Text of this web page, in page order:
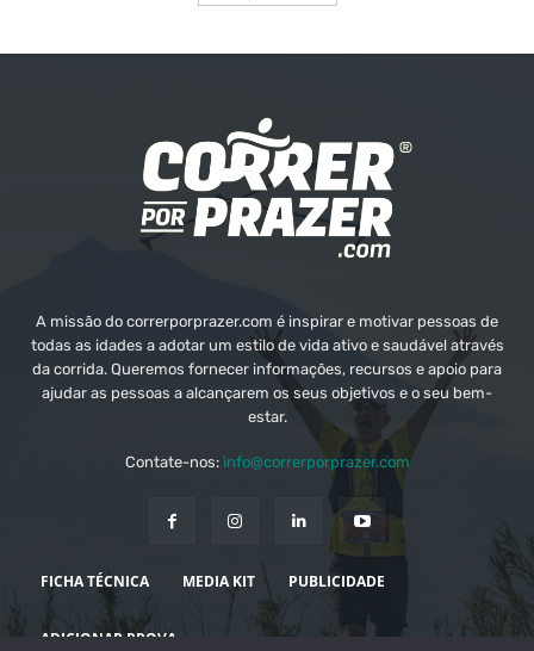
A missão do correrporprazer.com é inspirar e motivar pessoas de
todas as idades a adotar um estilo de vida ativo e saudável através
da corrida. Queremos fornecer informações, recursos e apoio para
ajudar as pessoas a alcançarem os seus objetivos e o seu bem-
estar.
Contate-nos: info@correrporprazer.com
FICHA TÉCNICA MEDIA KIT PUBLICIDADE
ADICIONAR PROVA